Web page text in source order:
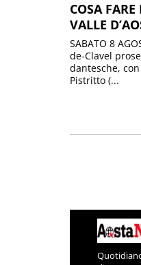
COSA
VALLE
SABATO 8
de-Clavel
dantesche,
Pistritto (...